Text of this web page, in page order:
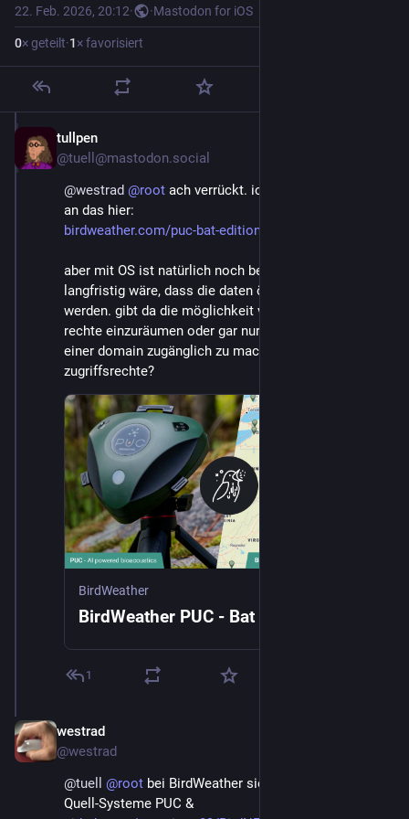
22. Feb. 2026, 20:12· ·Mastodon for iOS
0× geteilt·1× favorisiert
tullpen
@tuell@mastodon.social
@westrad @root ach verrückt. ich dachte eigentlich
an das hier:
birdweather.com/puc-bat-edition
aber mit OS ist natürlich noch besser. der plan
langfristig wäre, dass die daten öffentlich einsehbar
werden. gibt da die möglichkeit verschiedene user
rechte einzuräumen oder gar nur lesbare daten auf
einer domain zugänglich zu machen ohne
zugriffsrechte?
BirdWeather
BirdWeather PUC - Bat Edition
1
westrad
@westrad
@tuell @root bei BirdWeather siehst du ja auch beide
Quell-Systeme PUC &